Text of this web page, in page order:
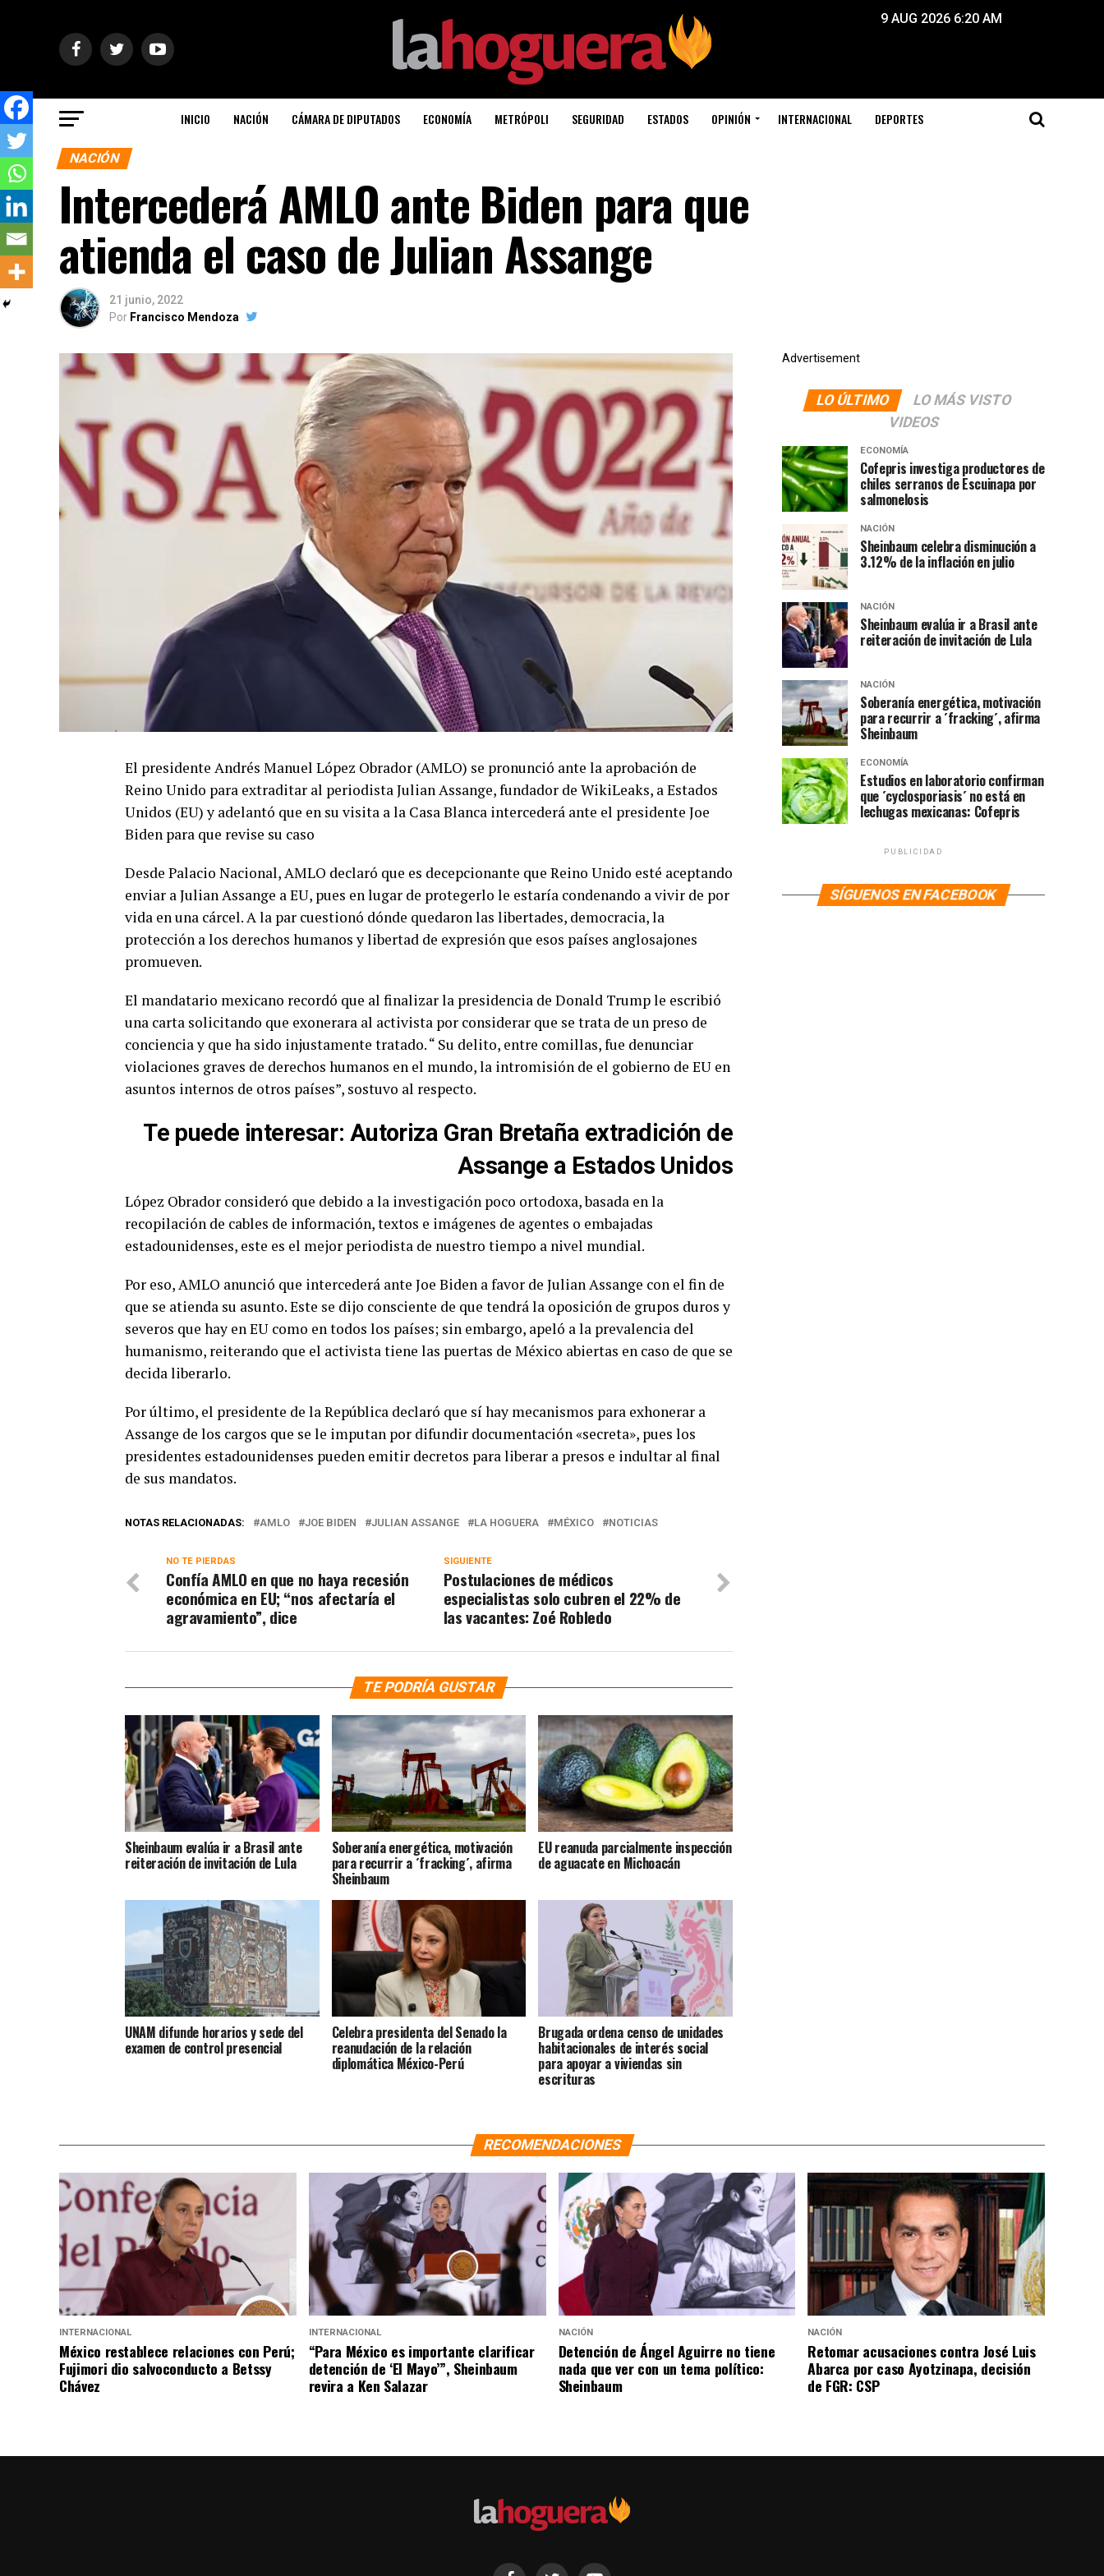
9 AUG 2026 6:20 AM
INICIO NACIÓN CÁMARA DE DIPUTADOS ECONOMÍA METRÓPOLI SEGURIDAD ESTADOS OPINIÓN INTERNACIONAL DEPORTES
NACIÓN
Intercederá AMLO ante Biden para que
atienda el caso de Julian Assange
21 junio, 2022
Por Francisco Mendoza
El presidente Andrés Manuel López Obrador (AMLO) se pronunció ante la aprobación de
Reino Unido para extraditar al periodista Julian Assange, fundador de WikiLeaks, a Estados
Unidos (EU) y adelantó que en su visita a la Casa Blanca intercederá ante el presidente Joe
Biden para que revise su caso
Desde Palacio Nacional, AMLO declaró que es decepcionante que Reino Unido esté aceptando
enviar a Julian Assange a EU, pues en lugar de protegerlo le estaría condenando a vivir de por
vida en una cárcel. A la par cuestionó dónde quedaron las libertades, democracia, la
protección a los derechos humanos y libertad de expresión que esos países anglosajones
promueven.
El mandatario mexicano recordó que al finalizar la presidencia de Donald Trump le escribió
una carta solicitando que exonerara al activista por considerar que se trata de un preso de
conciencia y que ha sido injustamente tratado. “ Su delito, entre comillas, fue denunciar
violaciones graves de derechos humanos en el mundo, la intromisión de el gobierno de EU en
asuntos internos de otros países”, sostuvo al respecto.
Te puede interesar: Autoriza Gran Bretaña extradición de
Assange a Estados Unidos
López Obrador consideró que debido a la investigación poco ortodoxa, basada en la
recopilación de cables de información, textos e imágenes de agentes o embajadas
estadounidenses, este es el mejor periodista de nuestro tiempo a nivel mundial.
Por eso, AMLO anunció que intercederá ante Joe Biden a favor de Julian Assange con el fin de
que se atienda su asunto. Este se dijo consciente de que tendrá la oposición de grupos duros y
severos que hay en EU como en todos los países; sin embargo, apeló a la prevalencia del
humanismo, reiterando que el activista tiene las puertas de México abiertas en caso de que se
decida liberarlo.
Por último, el presidente de la República declaró que sí hay mecanismos para exhonerar a
Assange de los cargos que se le imputan por difundir documentación «secreta», pues los
presidentes estadounidenses pueden emitir decretos para liberar a presos e indultar al final
de sus mandatos.
NOTAS RELACIONADAS: AMLO JOE BIDEN JULIAN ASSANGE LA HOGUERA MÉXICO NOTICIAS
SIGUIENTE
Postulaciones de médicos
especialistas solo cubren el 22% de
las vacantes: Zoé Robledo
NO TE PIERDAS
Confía AMLO en que no haya recesión
económica en EU; “nos afectaría el
agravamiento”, dice
TE PODRÍA GUSTAR
Sheinbaum evalúa ir a Brasil ante
reiteración de invitación de Lula
Soberanía energética, motivación
para recurrir a ´fracking´, afirma
Sheinbaum
EU reanuda parcialmente inspección
de aguacate en Michoacán
UNAM difunde horarios y sede del
examen de control presencial
Celebra presidenta del Senado la
reanudación de la relación
diplomática México-Perú
Brugada ordena censo de unidades
habitacionales de interés social
para apoyar a viviendas sin
escrituras
Advertisement
LO ÚLTIMO
LO MÁS VISTO
VIDEOS
ECONOMÍA
Cofepris investiga productores de
chiles serranos de Escuinapa por
salmonelosis
NACIÓN
Sheinbaum celebra disminución a
3.12% de la inflación en julio
NACIÓN
Sheinbaum evalúa ir a Brasil ante
reiteración de invitación de Lula
NACIÓN
Soberanía energética, motivación
para recurrir a ´fracking´, afirma
Sheinbaum
ECONOMÍA
Estudios en laboratorio confirman
que ´cyclosporiasis´ no está en
lechugas mexicanas: Cofepris
PUBLICIDAD
SÍGUENOS EN FACEBOOK
RECOMENDACIONES
INTERNACIONAL
México restablece relaciones con Perú;
Fujimori dio salvoconducto a Betssy
Chávez
INTERNACIONAL
“Para México es importante clarificar
detención de ‘El Mayo’”, Sheinbaum
revira a Ken Salazar
NACIÓN
Detención de Ángel Aguirre no tiene
nada que ver con un tema político:
Sheinbaum
NACIÓN
Retomar acusaciones contra José Luis
Abarca por caso Ayotzinapa, decisión
de FGR: CSP